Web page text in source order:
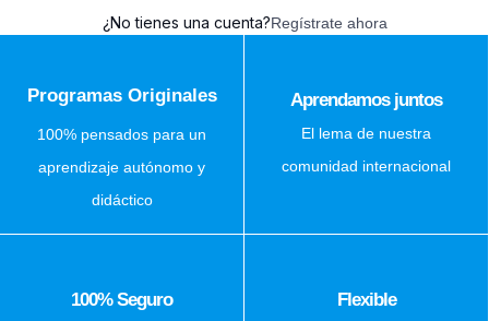
¿No tienes una cuenta?Regístrate ahora
Programas Originales
100% pensados para un
aprendizaje autónomo y
didáctico
Aprendamos juntos
El lema de nuestra
comunidad internacional
100% Seguro Flexible